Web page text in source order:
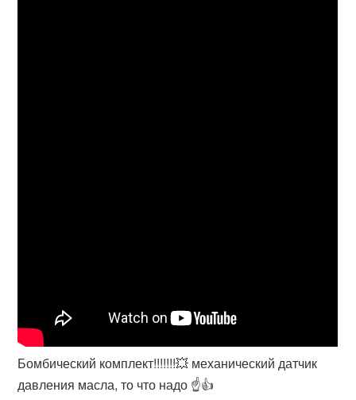
Бомбический комплект!!!!!!!💥 механический датчик
давления масла, то что надо ☝️👍